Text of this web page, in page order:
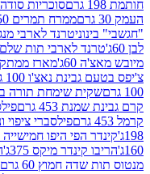
סוכריות סודה בצורת פיצה 180
ממרח תמרים 450 גרם קליית גת
טרנד לארבי מנגו וקשיו 28ג'
לארבי תות שלם מיובש שוקו 60ג'
מארז ממתקים שקית
נאצ'ו 100 גרם
ג'מבו
שימחת תורה בינונית
453 גרם
פילסברי ציפוי
פילסברי ציפוי וניל ל.ת.סוכר
היפו חמישייה 105 גרם
מיקס 375ג'
הריבו לשון
חמוץ 60 גרם